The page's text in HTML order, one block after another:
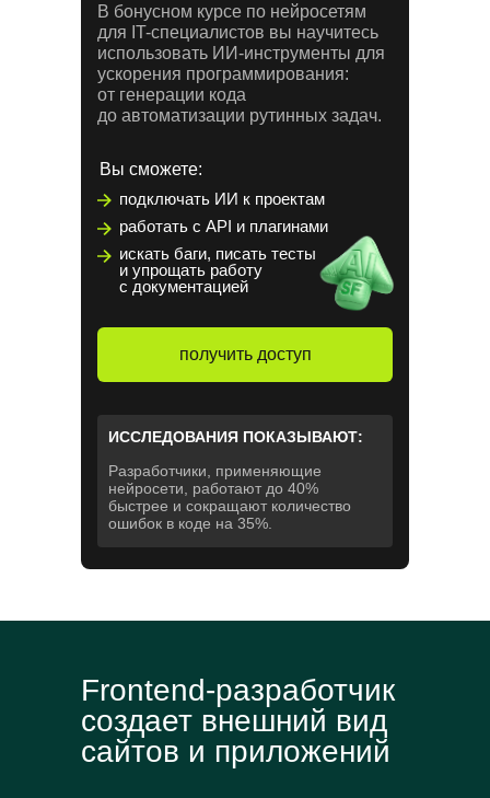
В бонусном курсе по нейросетям
для IT-специалистов вы научитесь
использовать ИИ-инструменты для
ускорения программирования:
от генерации кода
до автоматизации рутинных задач.
получить доступ
ИССЛЕДОВАНИЯ ПОКАЗЫВАЮТ:
Разработчики, применяющие
нейросети, работают до 40%
быстрее и сокращают количество
ошибок в коде на 35%.
Вы сможете:
подключать ИИ к проектам
работать с API и плагинами
искать баги, писать тесты
и упрощать работу
с документацией
Frontend-разработчик
создает внешний вид
сайтов и приложений